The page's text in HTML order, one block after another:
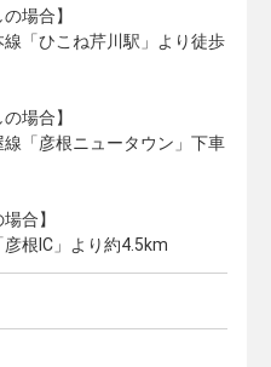
場合】
「ひこね芹川駅」より徒歩
場合】
「彦根ニュータウン」下車
合】
根IC」より約4.5km